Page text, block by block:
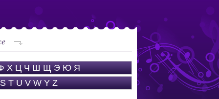
Х Ц Ч Ш Щ Э Ю Я
S T U V W Y Z